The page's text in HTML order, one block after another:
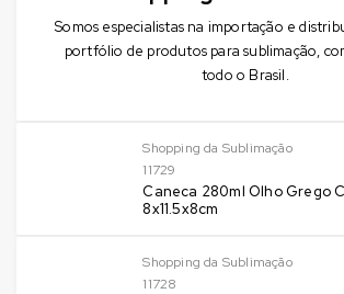
Somos especialistas na importação e
portfólio de produtos para sublimação,
todo o Brasil.
Shopping da Sublimação
11729
Caneca 280ml Olho Grego
8x11.5x8cm
Shopping da Sublimação
11728